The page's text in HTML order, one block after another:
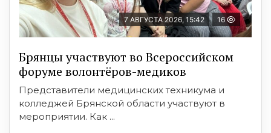
7 АВГУСТА 2026, 15:42 16
Брянцы участвуют во Всероссийском
форуме волонтёров-медиков
Представители медицинских техникума и
колледжей Брянской области участвуют в
мероприятии. Как ...